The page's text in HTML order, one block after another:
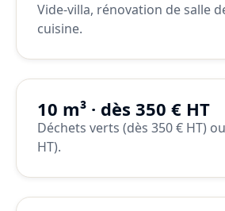
Vide-villa, rénovation de salle
cuisine.
10 m³ · dès 350 € HT
Déchets verts (dès 350 € HT)
HT).